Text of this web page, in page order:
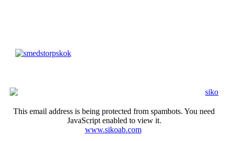
This email address is being protected from spambots. You need
JavaScript enabled to view it.
www.sikoab.com